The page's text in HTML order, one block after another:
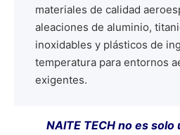
materiales de calidad
aleaciones de aluminio,
inoxidables y plásticos de
temperatura para entornos
exigentes.
NAITE TECH no es